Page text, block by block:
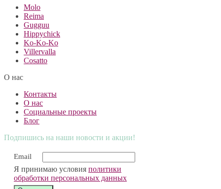
Molo
Reima
Gugguu
Hippychick
Ko-Ko-Ko
Villervalla
Cosatto
О нас
Контакты
О нас
Социальные проекты
Блог
Подпишись на наши новости и акции!
Email
Я принимаю условия политики
обработки персональных данных